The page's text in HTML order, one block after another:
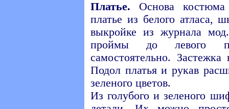
Платье. Основа костюма
платье из белого атласа,
выкройке из журнала
проймы до левого
самостоятельно.
Подол платья и рукав
зеленого цветов.
Из голубого и зеленого